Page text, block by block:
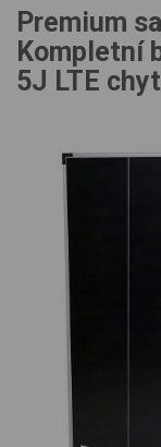
Premium
Kompletní
5J LTE